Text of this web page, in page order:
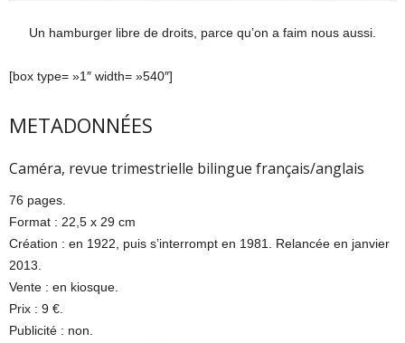
Un hamburger libre de droits, parce qu’on a faim nous aussi.
[box type= »1″ width= »540″]
METADONNÉES
Caméra, revue trimestrielle bilingue français/anglais
76 pages.
Format : 22,5 x 29 cm
Création : en 1922, puis s’interrompt en 1981. Relancée en janvier
2013.
Vente : en kiosque.
Prix : 9 €.
Publicité : non.